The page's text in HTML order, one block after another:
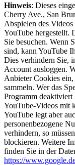
Hinweis: Dieses
Cherry Ave., San
Abspielen des
YouTube hergestellt.
Sie besuchen. Wenn
sind, kann YouTube
Dies verhindern Sie,
Account ausloggen.
Anbieter Cookies
sammeln. Wer das
Programm
YouTube-Videos mit
YouTube legt aber
personenbezogene
verhindern, so
blockieren. Weitere
finden Sie in der
https://